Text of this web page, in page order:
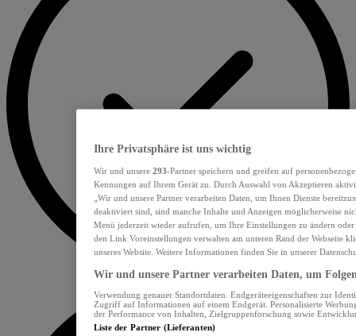
Ihre Privatsphäre ist uns wichtig
Wir und unsere 293-Partner speichern und greifen auf
Kennungen auf Ihrem Gerät zu. Durch Auswahl von Akzeptieren
„Wir und unsere Partner verarbeiten Daten, um Ihnen Dienste
deaktiviert sind, sind manche Inhalte und Anzeigen möglicherweise
Menü jederzeit wieder aufrufen, um Ihre Einstellungen zu ändern
den Link Voreinstellungen verwalten am unteren Rand der Webseite
unseres Website. Weitere Informationen finden Sie in unserer
Wir und unsere Partner verarbeiten Daten, um
Verwendung genauer Standortdaten. Endgeräteeigenschaften zur
Zugriff auf Informationen auf einem Endgerät. Personalisierte
der Performance von Inhalten, Zielgruppenforschung sowie
Liste der Partner (Lieferanten)